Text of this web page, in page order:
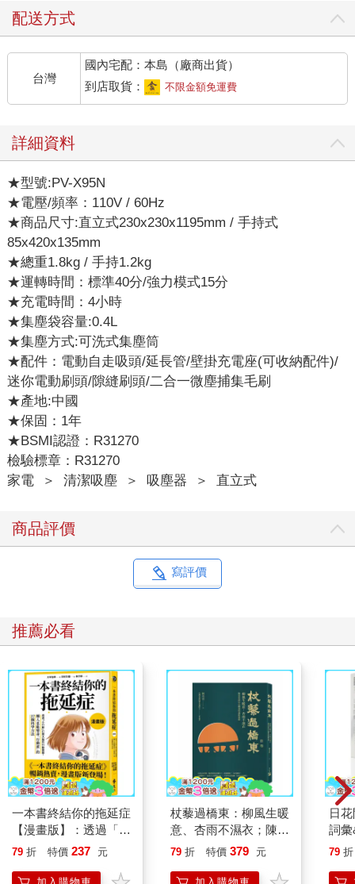
配送方式
台灣
國內宅配：本島（廠商出貨）
到店取貨：
不限金額免運費
詳細資料
★型號:PV-X95N
★電壓/頻率：110V / 60Hz
★商品尺寸:直立式230x230x1195mm / 手持式
85x420x135mm
★總重1.8kg / 手持1.2kg
★運轉時間：標準40分/強力模式15分
★充電時間：4小時
★集塵袋容量:0.4L
★集塵方式:可洗式集塵筒
★配件：電動自走吸頭/延長管/壁掛充電座(可收納配件)/
迷你電動刷頭/隙縫刷頭/二合一微塵捕集毛刷
★產地:中國
★保固：1年
★BSMI認證：R31270
檢驗標章：R31270
家電
＞ 清潔吸塵 ＞ 吸塵器 ＞ 直立式
商品評價
寫評價
推薦必看
一本書終結你的拖延症
【漫畫版】：透過「小
行動」打開大腦的行動
「行動派」的37個科
79 折 特價 237 元
杖藜過橋東：柳風生暖
意、杏雨不濕衣；陳亮
恭談以心轉境的適齡漫
79 折 特價 379 元
日
詞
79 折